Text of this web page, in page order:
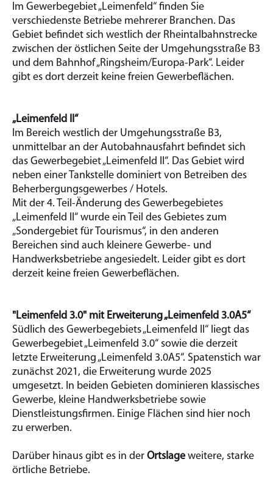
Im Gewerbegebiet „Leimenfeld“ finden Sie
verschiedenste Betriebe mehrerer Branchen. Das
Gebiet befindet sich westlich der Rheintalbahnstrecke
zwischen der östlichen Seite der Umgehungsstraße B3
und dem Bahnhof „Ringsheim/Europa-Park“. Leider
gibt es dort derzeit keine freien Gewerbeflächen.
„Leimenfeld II“
Im Bereich westlich der Umgehungsstraße B3,
unmittelbar an der Autobahnausfahrt befindet sich
das Gewerbegebiet „Leimenfeld II“. Das Gebiet wird
neben einer Tankstelle dominiert von Betreiben des
Beherbergungsgewerbes / Hotels.
Mit der 4. Teil-Änderung des Gewerbegebietes
„Leimenfeld II“ wurde ein Teil des Gebietes zum
„Sondergebiet für Tourismus“, in den anderen
Bereichen sind auch kleinere Gewerbe- und
Handwerksbetriebe angesiedelt. Leider gibt es dort
derzeit keine freien Gewerbeflächen.
"Leimenfeld 3.0" mit Erweiterung „Leimenfeld 3.0A5“
Südlich des Gewerbegebiets „Leimenfeld II“ liegt das
Gewerbegebiet „Leimenfeld 3.0“ sowie die derzeit
letzte Erweiterung „Leimenfeld 3.0A5“. Spatenstich war
zunächst 2021, die Erweiterung wurde 2025
umgesetzt. In beiden Gebieten dominieren klassisches
Gewerbe, kleine Handwerksbetriebe sowie
Dienstleistungsfirmen. Einige Flächen sind hier noch
zu erwerben.
Darüber hinaus gibt es in der Ortslage weitere, starke
örtliche Betriebe.